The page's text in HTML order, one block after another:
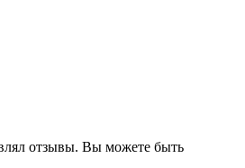
отзывы. Вы можете быть